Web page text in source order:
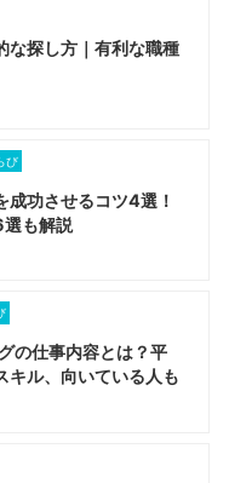
な探し方｜有利な職種
び
成功させるコツ4選！
選も解説
の仕事内容とは？平
キル、向いている人も